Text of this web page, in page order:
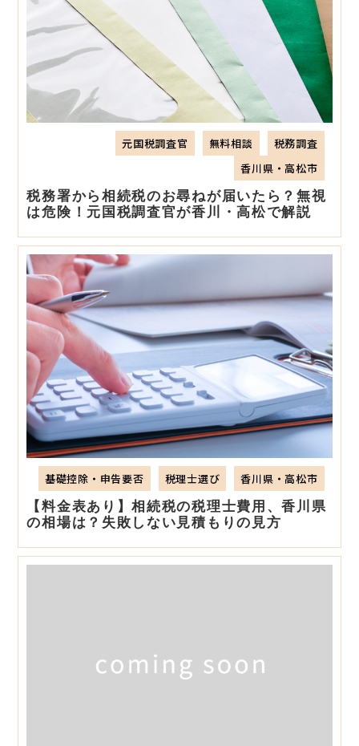
元国税調査官 無料相談
税務調査
香川県・高松市
税務署から相続税のお尋ねが届いたら？無視
は危険！元国税調査官が香川・高松で解説
基礎控除・申告要否 税理士選び
香川県・高松市
【料金表あり】相続税の税理士費用、香川県
の相場は？失敗しない見積もりの見方